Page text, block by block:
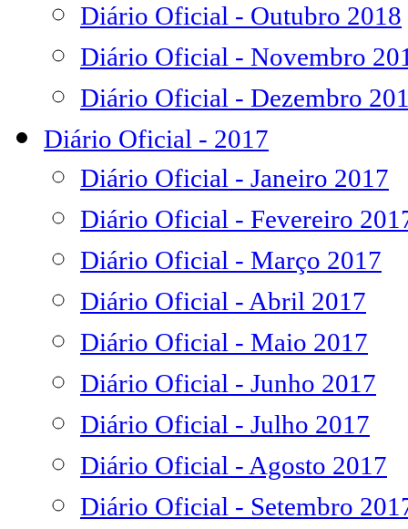
Diário Oficial - Outubro 2018
Diário Oficial - Novembro
Diário Oficial - Dezembro
Diário Oficial - 2017
Diário Oficial - Janeiro 2017
Diário Oficial - Fevereiro
Diário Oficial - Março 2017
Diário Oficial - Abril 2017
Diário Oficial - Maio 2017
Diário Oficial - Junho 2017
Diário Oficial - Julho 2017
Diário Oficial - Agosto 2017
Diário Oficial - Setembro